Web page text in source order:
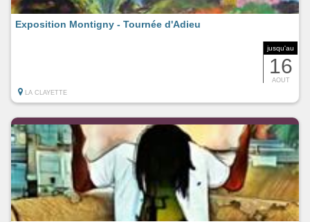
jusqu'au
16
AOUT
Exposition Montigny - Tournée d'Adieu
LA CLAYETTE